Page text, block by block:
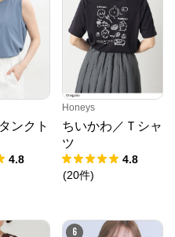
ンクト
4.8
Honeys
ちいかわ／Ｔシャ
ツ
4.8
(20件)
6
サイト
開きます
コメント
じみのハニーズ。ベーシ
なアイテムが豊富に揃っ
入りの１着を見つけませ